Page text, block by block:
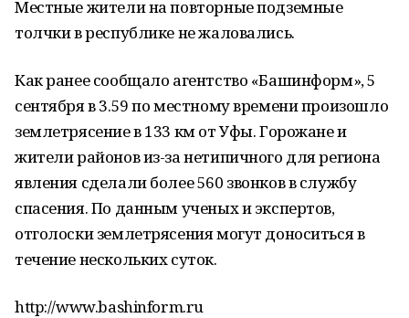
Местные жители на повторные подземные
толчки в республике не жаловались.
Как ранее сообщало агентство «Башинформ», 5
сентября в 3.59 по местному времени произошло
землетрясение в 133 км от Уфы. Горожане и
жители районов из-за нетипичного для региона
явления сделали более 560 звонков в службу
спасения. По данным ученых и экспертов,
отголоски землетрясения могут доноситься в
течение нескольких суток.
http://www.bashinform.ru